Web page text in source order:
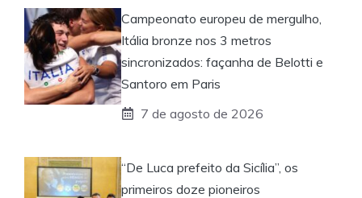
Campeonato europeu de mergulho,
Itália bronze nos 3 metros
sincronizados: façanha de Belotti e
Santoro em Paris
7 de agosto de 2026
“De Luca prefeito da Sicília”, os
primeiros doze pioneiros